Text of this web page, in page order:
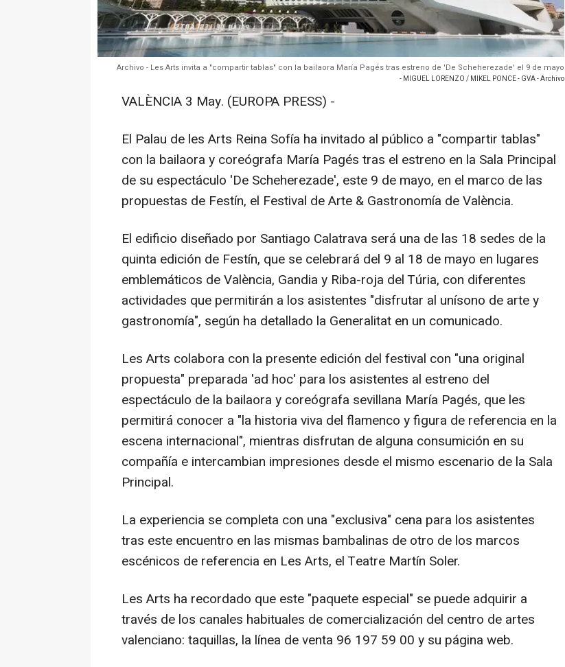
Archivo - Les Arts invita a "compartir tablas" con la bailaora María Pagés tras estreno de 'De Scheherezade' el 9 de mayo
- MIGUEL LORENZO / MIKEL PONCE - GVA - Archivo
VALÈNCIA 3 May. (EUROPA PRESS) -
El Palau de les Arts Reina Sofía ha invitado al público a "compartir tablas"
con la bailaora y coreógrafa María Pagés tras el estreno en la Sala Principal
de su espectáculo 'De Scheherezade', este 9 de mayo, en el marco de las
propuestas de Festín, el Festival de Arte & Gastronomía de València.
El edificio diseñado por Santiago Calatrava será una de las 18 sedes de la
quinta edición de Festín, que se celebrará del 9 al 18 de mayo en lugares
emblemáticos de València, Gandia y Riba-roja del Túria, con diferentes
actividades que permitirán a los asistentes "disfrutar al unísono de arte y
gastronomía", según ha detallado la Generalitat en un comunicado.
Les Arts colabora con la presente edición del festival con "una original
propuesta" preparada 'ad hoc' para los asistentes al estreno del
espectáculo de la bailaora y coreógrafa sevillana María Pagés, que les
permitirá conocer a "la historia viva del flamenco y figura de referencia en la
escena internacional", mientras disfrutan de alguna consumición en su
compañía e intercambian impresiones desde el mismo escenario de la Sala
Principal.
La experiencia se completa con una "exclusiva" cena para los asistentes
tras este encuentro en las mismas bambalinas de otro de los marcos
escénicos de referencia en Les Arts, el Teatre Martín Soler.
Les Arts ha recordado que este "paquete especial" se puede adquirir a
través de los canales habituales de comercialización del centro de artes
valenciano: taquillas, la línea de venta 96 197 59 00 y su página web.